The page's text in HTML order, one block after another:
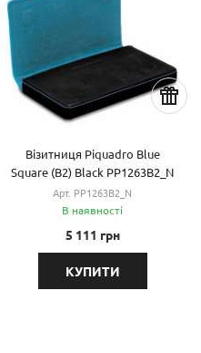
Візитниця Piquadro Blue
Square (B2) Black PP1263B2_N
Арт. PP1263B2_N
В наявності
5 111 грн
КУПИТИ